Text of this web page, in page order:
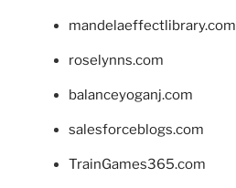
mandelaeffectlibrary.com
roselynns.com
balanceyoganj.com
salesforceblogs.com
TrainGames365.com